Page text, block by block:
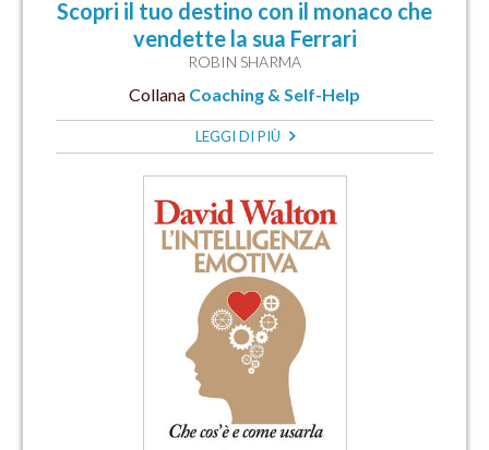
Scopri il tuo destino con il monaco che
vendette la sua Ferrari
ROBIN SHARMA
Collana Coaching & Self-Help
LEGGI DI PIÙ